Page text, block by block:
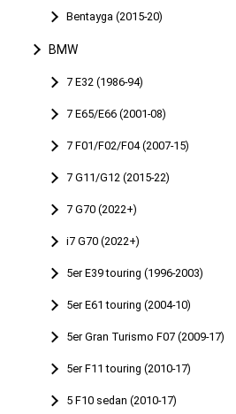
Bentayga (2015-20)
BMW
7 E32 (1986-94)
7 E65/E66 (2001-08)
7 F01/F02/F04 (2007-15)
7 G11/G12 (2015-22)
7 G70 (2022+)
i7 G70 (2022+)
5er E39 touring (1996-2003)
5er E61 touring (2004-10)
5er Gran Turismo F07 (2009-17)
5er F11 touring (2010-17)
5 F10 sedan (2010-17)